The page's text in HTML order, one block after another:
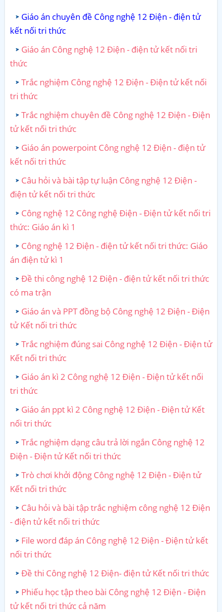
Giáo án chuyên đề Công nghệ 12 Điện - điện tử
kết nối tri thức
Giáo án Công nghệ 12 Điện - điện tử kết nối tri
thức
Trắc nghiệm Công nghệ 12 Điện - Điện tử kết nối
tri thức
Trắc nghiệm chuyên đề Công nghệ 12 Điện - Điện
tử kết nối tri thức
Giáo án powerpoint Công nghệ 12 Điện - điện tử
kết nối tri thức
Câu hỏi và bài tập tự luận Công nghệ 12 Điện -
điện tử kết nối tri thức
Công nghệ 12 Công nghệ Điện - Điện tử kết nối tri
thức: Giáo án kì 1
Công nghệ 12 Điện - điện tử kết nối tri thức: Giáo
án điện tử kì 1
Đề thi công nghệ 12 Điện - điện tử kết nối tri thức
có ma trận
Giáo án và PPT đồng bộ Công nghệ 12 Điện - Điện
tử Kết nối tri thức
Trắc nghiệm đúng sai Công nghệ 12 Điện - Điện tử
Kết nối tri thức
Giáo án kì 2 Công nghệ 12 Điện - Điện tử kết nối
tri thức
Giáo án ppt kì 2 Công nghệ 12 Điện - Điện tử Kết
nối tri thức
Trắc nghiệm dạng câu trả lời ngắn Công nghệ 12
Điện - Điện tử Kết nối tri thức
Trò chơi khởi động Công nghệ 12 Điện - Điện tử
Kết nối tri thức
Câu hỏi và bài tập trắc nghiệm công nghệ 12 Điện
- điện tử kết nối tri thức
File word đáp án Công nghệ 12 Điện - Điện tử kết
nối tri thức
Đề thi Công nghệ 12 Điện- điện tử Kết nối tri thức
Phiếu học tập theo bài Công nghệ 12 Điện - Điện
tử kết nối tri thức cả năm